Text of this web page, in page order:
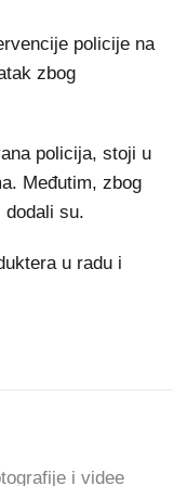
policije na
zbog
policija, stoji u
Međutim, zbog
dodali su.
u radu i
i videe